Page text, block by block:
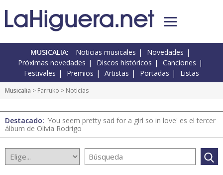
MUSICALIA: Noticias musicales
Novedades
Próximas novedades
Discos históricos
Canciones
Festivales
Premios Artistas Portadas Listas
Musicalia > Farruko > Noticias
Destacado: 'You seem pretty sad for a girl so in love' es el tercer
álbum de Olivia Rodrigo